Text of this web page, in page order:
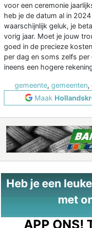
voor een ceremonie
heb je de datum al in
waarschijnlijk geluk, je
vorig jaar. Moet je jouw
goed in de precieze
per dag en soms zelfs
ineens een hogere
gemeente, gemeenten,
Maak
Heb je een
met
APP ONS!